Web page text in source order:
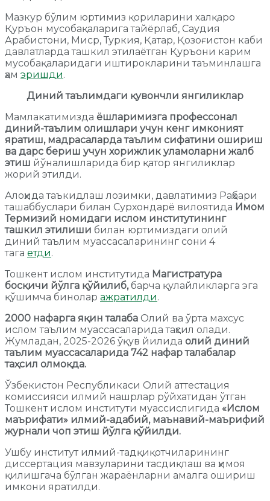
Мазкур бўлим юртимиз қориларини халқаро
Қуръон мусобақаларига тайёрлаб, Саудия
Арабистони, Миср, Туркия, Қатар, Қозоғистон каби
давлатларда ташкил этилаётган Қуръони карим
мусобақаларидаги иштирокларини таъминлашга
ҳам эришди.
Диний таълимдаги қувончли янгиликлар
Мамлакатимизда ёшларимизга профессонал
диний-таълим олишлари учун кенг имконият
яратиш, мадрасаларда таълим сифатини ошириш
ва дарс бериш учун хорижлик уламоларни жалб
этиш йўналишларида бир қатор янгиликлар
жорий этилди.
Алоҳида таъкидлаш лозимки, давлатимиз Раҳбари
ташаббуслари билан Сурхондарё вилоятида Имом
Термизий номидаги ислом институтининг
ташкил этилиши билан юртимиздаги олий
диний таълим муассасаларининг сони 4
тага етди.
Тошкент ислом институтида Магистратура
босқичи йўлга қўйилиб,барча қулайликларга эга
қўшимча бинолар ажратилди.
2000 нафарга яқин талаба Олий ва ўрта махсус
ислом таълим муассасаларида таҳсил олади.
Жумладан, 2025-2026 ўқув йилида олий диний
таълим муассасаларида 742 нафар талабалар
таҳсил олмоқда.
Ўзбекистон Республикаси Олий аттестация
комиссияси илмий нашрлар рўйхатидан ўтган
Тошкент ислом институти муассислигида «Ислом
маърифати» илмий-адабий, маънавий-маърифий
журнали чоп этиш йўлга қўйилди.
Ушбу институт илмий-тадқиқотчиларининг
диссертация мавзуларини тасдиқлаш ва ҳимоя
қилишгача бўлган жараёнларни амалга ошириш
имкони яратилди.